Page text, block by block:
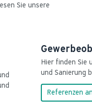
Sie unsere
Hier finden Sie
und Sanierung
Referenzen